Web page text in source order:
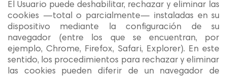
El Usuario puede deshabilitar, rechazar y eliminar las
cookies —total o parcialmente— instaladas en su
dispositivo mediante la configuración de su
navegador (entre los que se encuentran, por
ejemplo, Chrome, Firefox, Safari, Explorer). En este
sentido, los procedimientos para rechazar y eliminar
las cookies pueden diferir de un navegador de